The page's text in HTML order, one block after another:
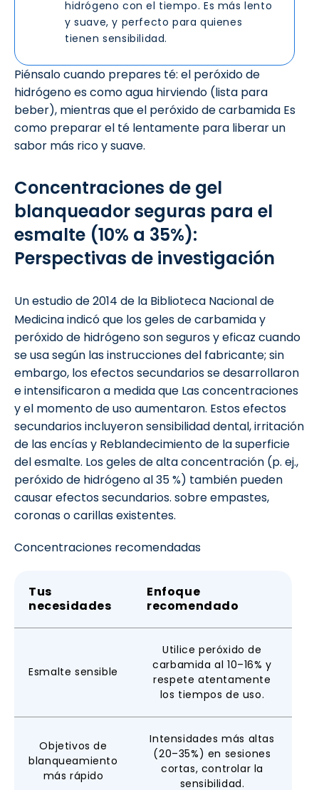
hidrógeno con el tiempo. Es más lento
y suave, y perfecto para quienes
tienen sensibilidad.
Piénsalo cuando prepares té: el peróxido de
hidrógeno es como agua hirviendo (lista para
beber), mientras que el peróxido de carbamida Es
como preparar el té lentamente para liberar un
sabor más rico y suave.
Concentraciones de gel
blanqueador seguras para el
esmalte (10% a 35%):
Perspectivas de investigación
Unestudio de 2014 de la Biblioteca Nacional de
Medicina indicó que los geles de carbamida y
peróxido de hidrógeno son seguros y eficaz cuando
se usa según las instrucciones del fabricante; sin
embargo, los efectos secundarios se desarrollaron
e intensificaron a medida que Las concentraciones
y el momento de uso aumentaron. Estos efectos
secundarios incluyeron sensibilidad dental, irritación
de las encías y Reblandecimiento de la superficie
del esmalte. Los geles de alta concentración (p. ej.,
peróxido de hidrógeno al 35 %) también pueden
causar efectos secundarios. sobre empastes,
coronas o carillas existentes.
Concentraciones recomendadas
Tus
necesidades
Enfoque
recomendado
Esmalte sensible
Utilice peróxido de
carbamida al 10–16% y
respete atentamente
los tiempos de uso.
Objetivos de
blanqueamiento
más rápido
Intensidades más altas
(20–35%) en sesiones
cortas, controlar la
sensibilidad.